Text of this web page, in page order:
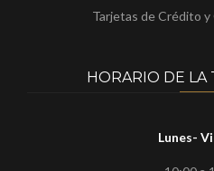
Tarjetas de Crédito
HORARIO DE LA
Lunes-